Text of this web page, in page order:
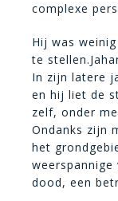
complexe
Hij was
te
In zijn latere
en hij liet de
zelf, onder
Ondanks zijn
het
dood, een